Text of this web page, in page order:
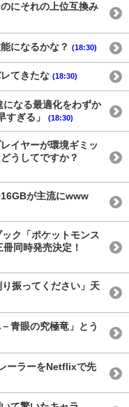
にそれの上位互換み
になるかな？ (18:30)
てきたな (18:30)
なる最適化をわずか
すぎる」
(18:30)
イヤーが環境ギミッ
うしてですか？
16GBが主流にwww
ク「ポケットモンス
同時発売決定！
り振ってください」天
青眼の究極竜」とう
ーラーをNetflixで先